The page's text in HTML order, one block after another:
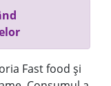
Fast food și